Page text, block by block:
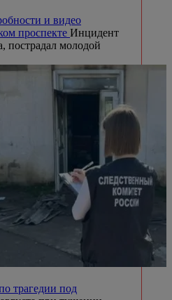
и видео
проспекте Инцидент
пострадал молодой
трагедии под